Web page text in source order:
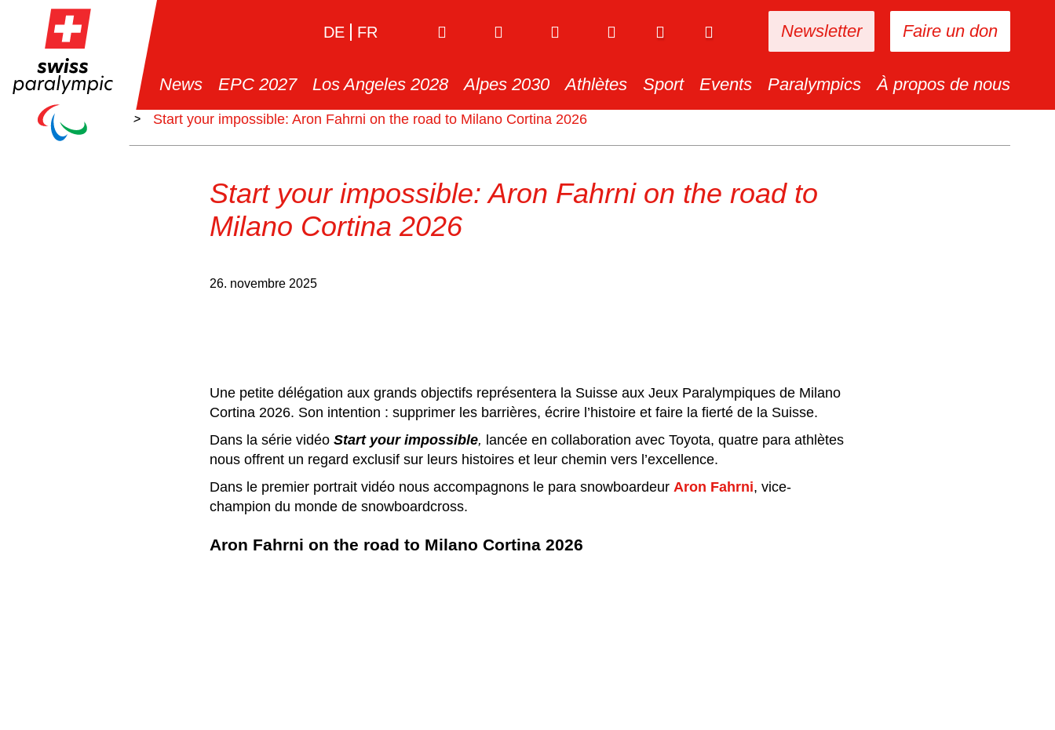
Faire un don
Newsletter
DE FR
News EPC 2027 Los Angeles 2028 Alpes 2030 Athlètes Sport Events Paralympics À propos de nous
> > Start your impossible: Aron Fahrni on the road to Milano Cortina 2026
Start your impossible: Aron Fahrni on the road to
Milano Cortina 2026
26. novembre 2025
Une petite délégation aux grands objectifs représentera la Suisse aux Jeux Paralympiques de Milano
Cortina 2026. Son intention : supprimer les barrières, écrire l’histoire et faire la fierté de la Suisse.
Dans la série vidéo Start your impossible, lancée en collaboration avec Toyota, quatre para athlètes
nous offrent un regard exclusif sur leurs histoires et leur chemin vers l’excellence.
Dans le premier portrait vidéo nous accompagnons le para snowboardeur Aron Fahrni, vice-
champion du monde de snowboardcross.
Aron Fahrni on the road to Milano Cortina 2026